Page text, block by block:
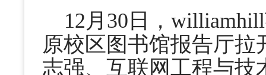
12月30日，
原校区图书馆报告厅
志强、互联网工程与技